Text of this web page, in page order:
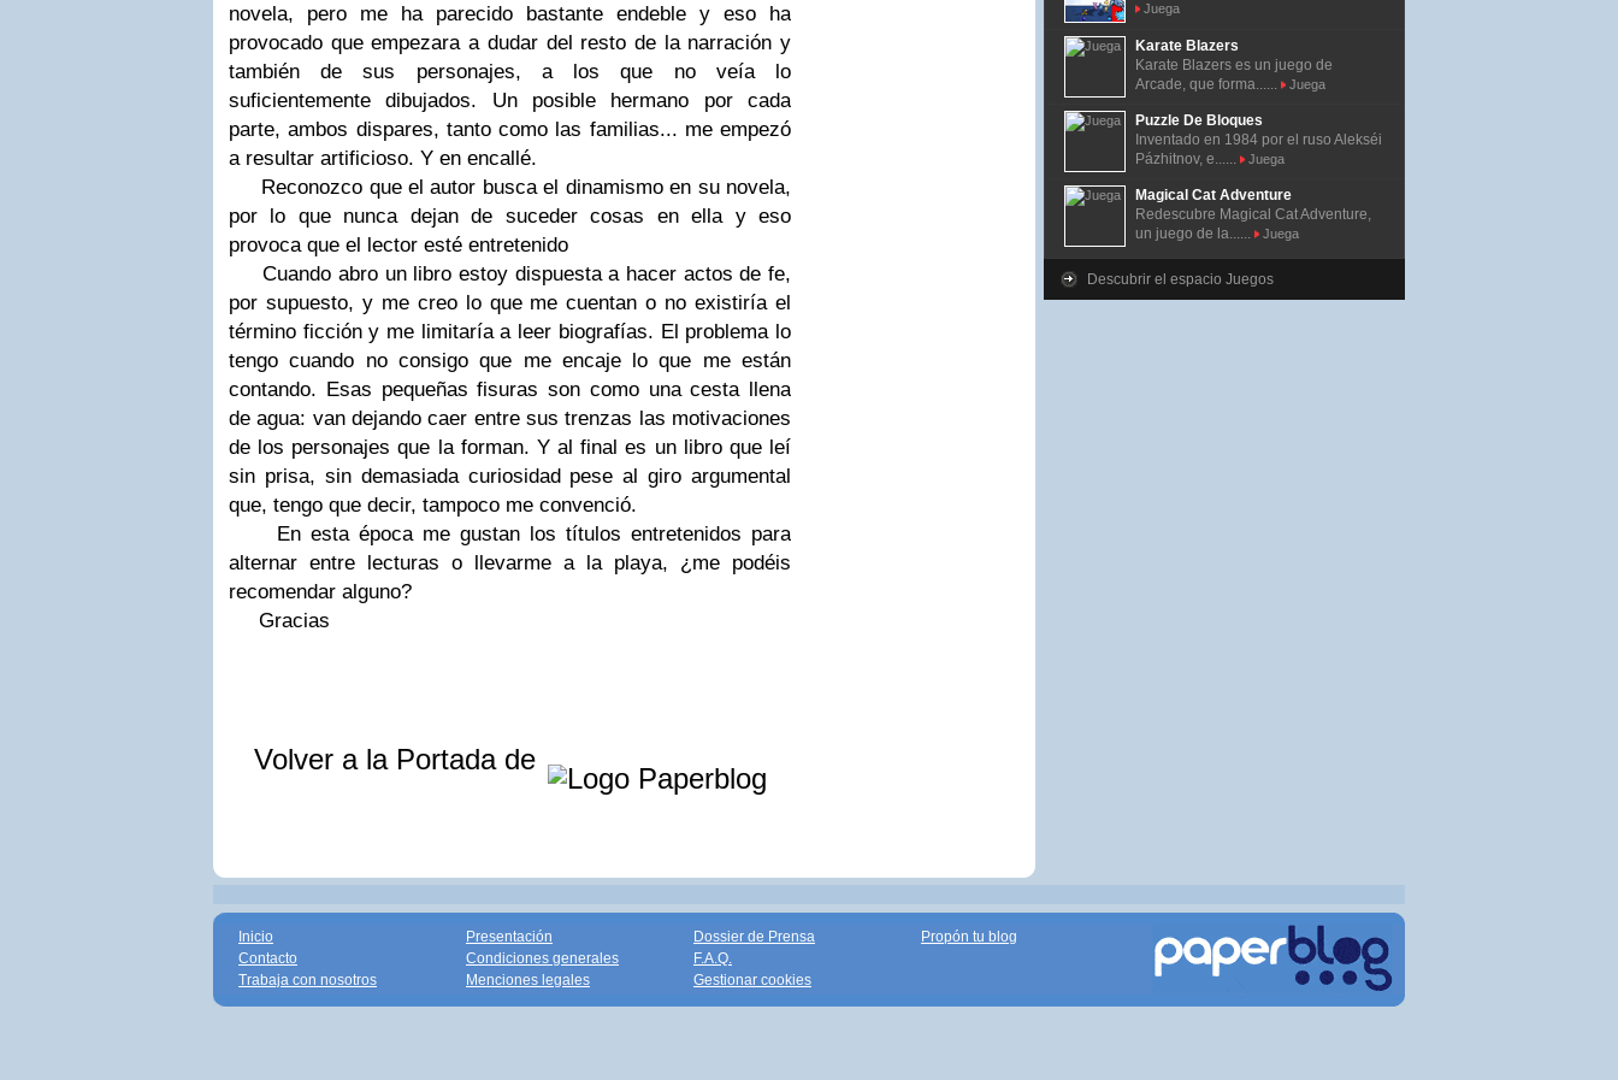
novela, pero me ha parecido bastante endeble y eso ha
provocado que empezara a dudar del resto de la narración y
también de sus personajes, a los que no veía lo
suficientemente dibujados. Un posible hermano por cada
parte, ambos dispares, tanto como las familias... me empezó
a resultar artificioso. Y en encallé.
Reconozco que el autor busca el dinamismo en su novela,
por lo que nunca dejan de suceder cosas en ella y eso
provoca que el lector esté entretenido
Cuando abro un libro estoy dispuesta a hacer actos de fe,
por supuesto, y me creo lo que me cuentan o no existiría el
término ficción y me limitaría a leer biografías. El problema lo
tengo cuando no consigo que me encaje lo que me están
contando. Esas pequeñas fisuras son como una cesta llena
de agua: van dejando caer entre sus trenzas las motivaciones
de los personajes que la forman. Y al final es un libro que leí
sin prisa, sin demasiada curiosidad pese al giro argumental
que, tengo que decir, tampoco me convenció.
En esta época me gustan los títulos entretenidos para
alternar entre lecturas o llevarme a la playa, ¿me podéis
recomendar alguno?
Gracias
Volver a la Portada de
Juega
Karate Blazers
Karate Blazers es un juego de
Arcade, que forma......
Juega
Puzzle De Bloques
Inventado en 1984 por el ruso Alekséi
Pázhitnov, e......
Juega
Magical Cat Adventure
Redescubre Magical Cat Adventure,
un juego de la......
Juega
Descubrir el espacio Juegos
Inicio
Contacto
Trabaja con nosotros
Presentación
Condiciones generales
Menciones legales
Dossier de Prensa
F.A.Q.
Gestionar cookies
Propón tu blog